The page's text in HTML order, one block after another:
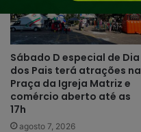
Sábado D especial de Dia
dos Pais terá atrações na
Praça da Igreja Matriz e
comércio aberto até as
17h
agosto 7, 2026